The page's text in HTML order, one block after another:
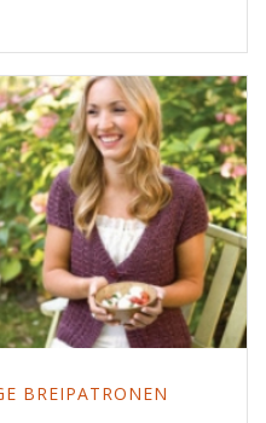
BREIPATRONEN